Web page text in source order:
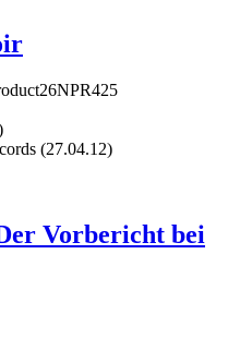
(27.04.12)
Vorbericht bei